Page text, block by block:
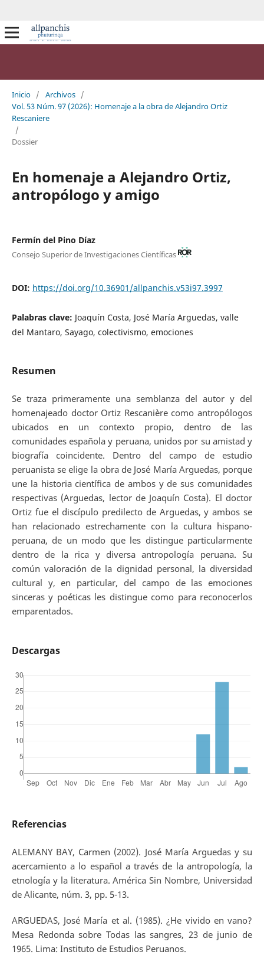
Inicio / Archivos /
Vol. 53 Núm. 97 (2026): Homenaje a la obra de Alejandro Ortiz
Rescaniere
/
Dossier
En homenaje a Alejandro Ortiz,
antropólogo y amigo
Fermín del Pino Díaz
Consejo Superior de Investigaciones Científicas
DOI: https://doi.org/10.36901/allpanchis.v53i97.3997
Palabras clave: Joaquín Costa, José María Arguedas, valle
del Mantaro, Sayago, colectivismo, emociones
Resumen
Se traza primeramente una semblanza del autor y del
homenajeado doctor Ortiz Rescanière como antropólogos
ubicados en un contexto propio, dentro de las
comunidades española y peruana, unidos por su amistad y
biografía coincidente. Dentro del campo de estudio
peruanista se elige la obra de José María Arguedas, porque
une la historia científica de ambos y de sus comunidades
respectivas (Arguedas, lector de Joaquín Costa). El doctor
Ortiz fue el discípulo predilecto de Arguedas, y ambos se
han relacionado estrechamente con la cultura hispano-
peruana, de un modo que les distingue particularmente
dentro de la rica y diversa antropología peruana. Su
común valoración de la dignidad personal, la diversidad
cultural y, en particular, del campo de las emociones
sinceras y poéticas les distingue como para reconocerlos
emparentados.
Descargas
Referencias
ALEMANY BAY, Carmen (2002). José María Arguedas y su
acercamiento a lo español a través de la antropología, la
etnología y la literatura. América Sin Nombre, Universidad
de Alicante, núm. 3, pp. 5-13.
ARGUEDAS, José María et al. (1985). ¿He vivido en vano?
Mesa Redonda sobre Todas las sangres, 23 de junio de
1965. Lima: Instituto de Estudios Peruanos.